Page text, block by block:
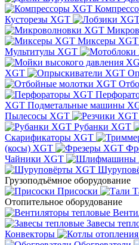
Кусторезы XGT
Миксеры XGT
Мультитулы XGT
XGT
XGT Подметальные машины
Пылесосы XGT
Рубанки XGT
Скарификаторы XGT
(косы) XGT
Чайники XGT
Грузоподъёмное оборудование
Присоски
Отопительное оборудование
Завесы
Конвекторы